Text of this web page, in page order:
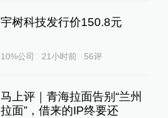
宇树科技发行价150.8元
10%公司 21小时前 56评
马上评｜青海拉面告别“兰州
拉面”，借来的IP终要还